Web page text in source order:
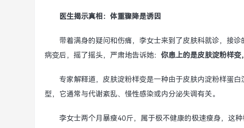
医生揭示真相：体重骤降是诱因
带着满身的疑问和伤痛，李女士来到了皮肤科就诊，接
病变后，摇了摇头，严肃地告诉她： 你患上的是皮肤淀粉样变
专家解释道，皮肤淀粉样变是一种由于皮肤内淀粉样蛋
型，它通常与代谢紊乱、慢性感染或内分泌失调有关。
李女士两个月暴瘦40斤，属于极不健康的极速瘦身，这